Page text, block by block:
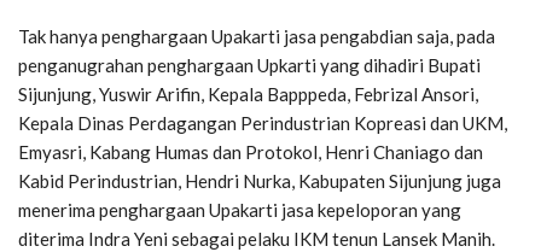
Tak hanya penghargaan Upakarti jasa pengabdian saja, pada
penganugrahan penghargaan Upkarti yang dihadiri Bupati
Sijunjung, Yuswir Arifin, Kepala Bapppeda, Febrizal Ansori,
Kepala Dinas Perdagangan Perindustrian Kopreasi dan UKM,
Emyasri, Kabang Humas dan Protokol, Henri Chaniago dan
Kabid Perindustrian, Hendri Nurka, Kabupaten Sijunjung juga
menerima penghargaan Upakarti jasa kepeloporan yang
diterima Indra Yeni sebagai pelaku IKM tenun Lansek Manih.